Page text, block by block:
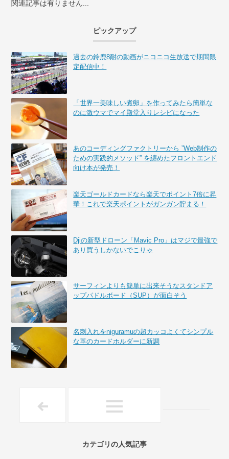
関連記事は有りません...
ピックアップ
過去の鈴鹿8耐の動画がニコニコ生放送で期間限
定配信中！
「世界一美味しい煮卵」を作ってみたら簡単な
のに激ウマでマイ殿堂入りレシピになった
あのコーディングファクトリーから ”Web制作の
ための実践的メソッド” を纏めたフロントエンド
向け本が発売！
楽天ゴールドカードなら楽天でポイント7倍に昇
華！これで楽天ポイントがガンガン貯まる！
Djiの新型ドローン「Mavic Pro」はマジで最強で
あり買うしかないでこりゃ
サーフィンよりも簡単に出来そうなスタンドア
ップパドルボード（SUP）が面白そう
名刺入れをniguramuの超カッコよくてシンプル
な革のカードホルダーに新調
カテゴリの人気記事